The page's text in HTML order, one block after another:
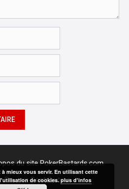
du site PokerBastards.com
Devenir Contributeur
mieux vous servir. En utilisant cette
de cookies.plus d'infos